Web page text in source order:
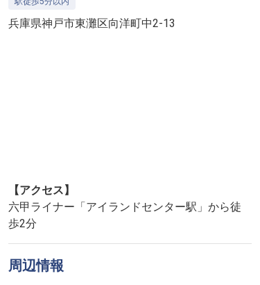
兵庫県神戸市東灘区向洋町中2-13
【アクセス】
六甲ライナー「アイランドセンター駅」から徒
歩2分
周辺情報